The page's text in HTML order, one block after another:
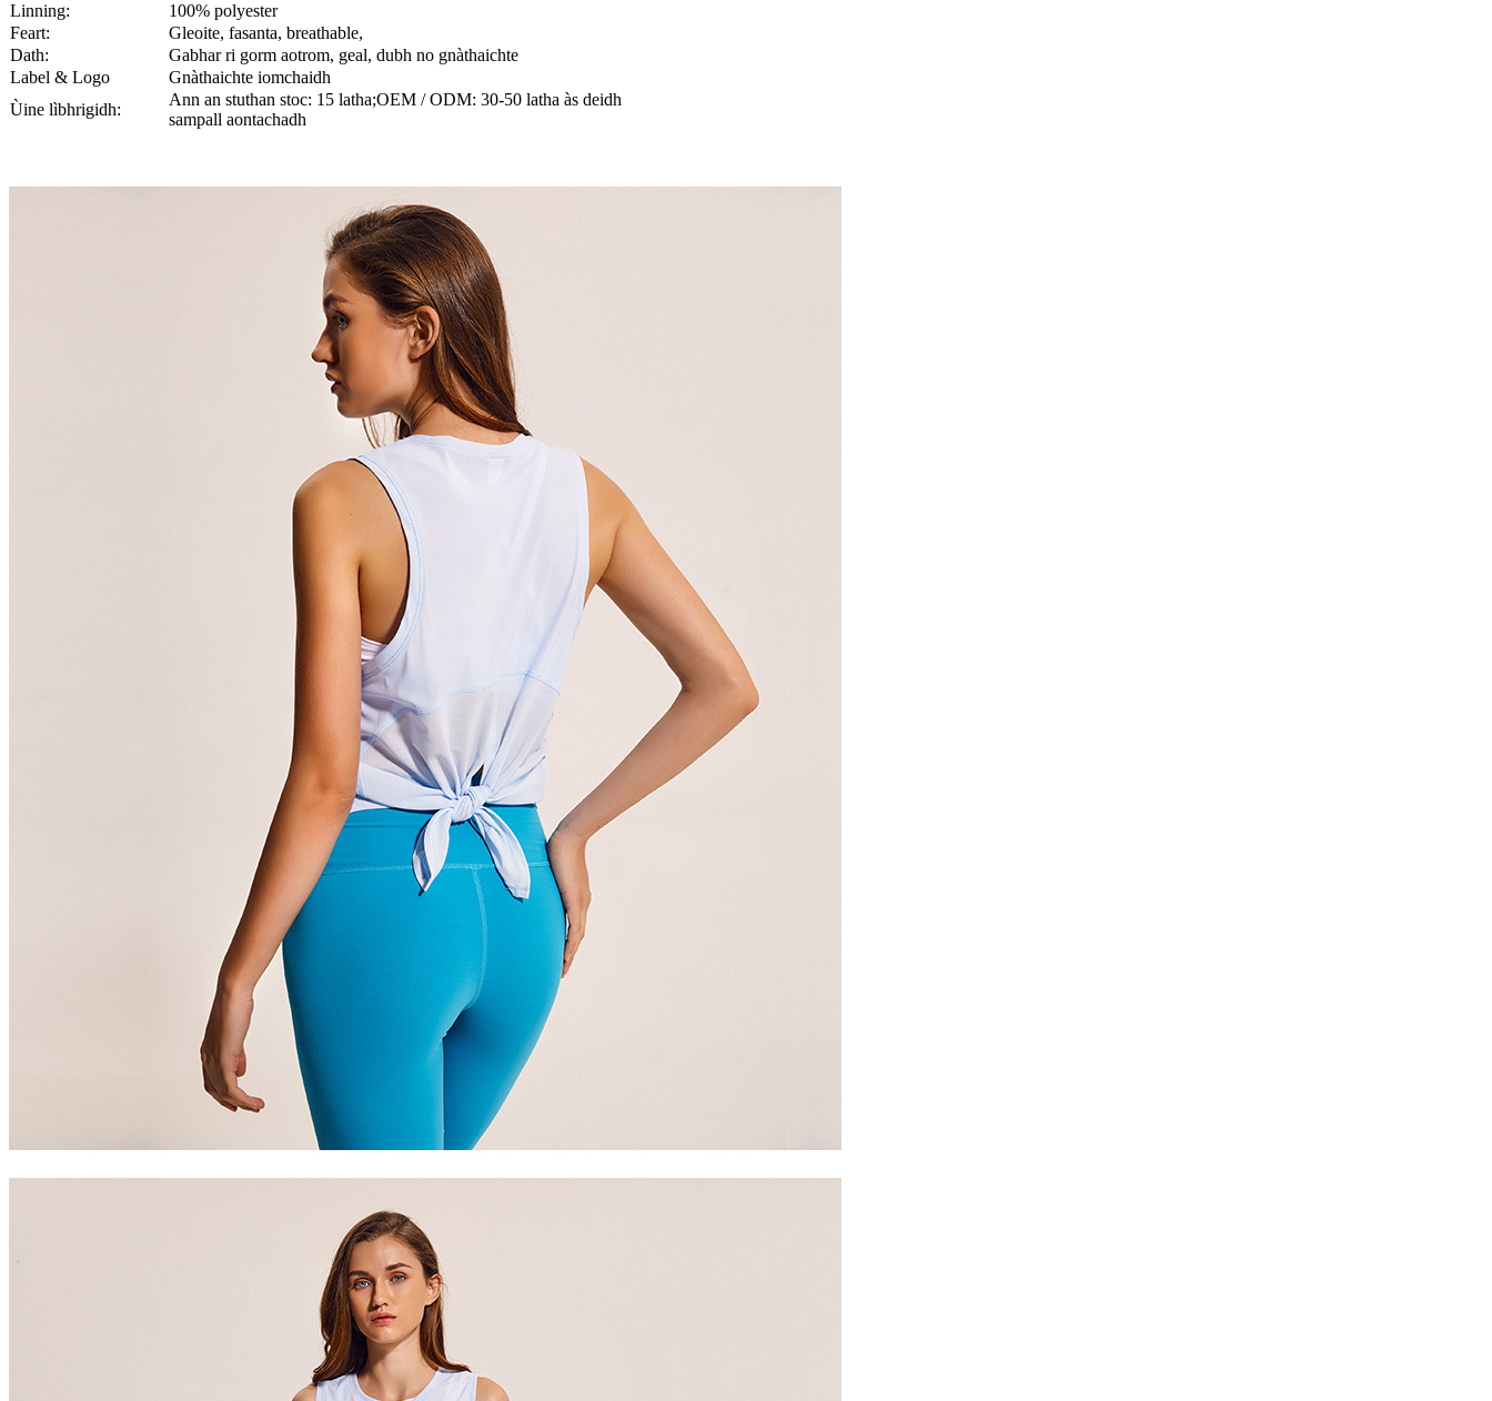
Linning:
100% polyester
Feart:
Gleoite, fasanta, breathable,
Dath:
Gabhar ri gorm aotrom, geal, dubh no gnàthaichte
Label & Logo
Gnàthaichte iomchaidh
Ùine lìbhrigidh:
Ann an stuthan stoc: 15 latha;OEM / ODM: 30-50 latha às deidh
sampall aontachadh